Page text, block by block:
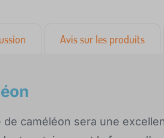
Avis sur les produits
caméléon sera une